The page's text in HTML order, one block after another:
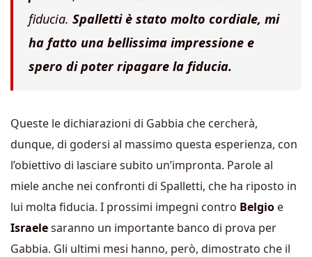
fiducia. Spalletti è stato molto cordiale, mi
ha fatto una bellissima impressione e
spero di poter ripagare la fiducia.
Queste le dichiarazioni di Gabbia che cercherà,
dunque, di godersi al massimo questa esperienza, con
l’obiettivo di lasciare subito un’impronta. Parole al
miele anche nei confronti di Spalletti, che ha riposto in
lui molta fiducia. I prossimi impegni contro Belgio e
Israelesaranno un importante banco di prova per
Gabbia. Gli ultimi mesi hanno, però, dimostrato che il